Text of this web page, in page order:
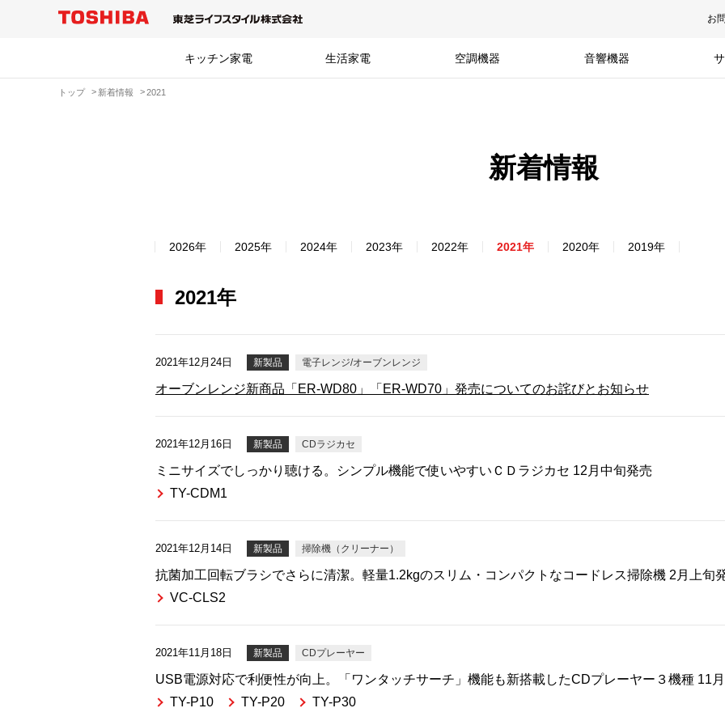
お
キッチン家電 生活家電 空調機器 音響機器
トップ 新着情報 2021
新着情報
2026年 2025年 2024年 2023年 2022年 2021年 2020年 2019年
2021年
2021年12月24日 新製品 電子レンジ/オーブンレンジ
オーブンレンジ新商品「ER-WD80」「ER-WD70」発売についてのお詫びとお知らせ
2021年12月16日 新製品 CDラジカセ
ミニサイズでしっかり聴ける。シンプル機能で使いやすいＣＤラジカセ 12月中旬発売
TY-CDM1
2021年12月14日 新製品 掃除機（クリーナー）
抗菌加工回転ブラシでさらに清潔。軽量1.2kgのスリム・コンパクトなコードレス掃除機 2月上旬
VC-CLS2
2021年11月18日 新製品 CDプレーヤー
USB電源対応で利便性が向上。「ワンタッチサーチ」機能も新搭載したCDプレーヤー３機種 11
TY-P10
TY-P20 TY-P30